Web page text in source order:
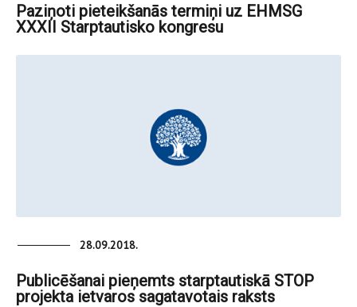
Paziņoti pieteikšanās termiņi uz EHMSG
XXXII Starptautisko kongresu
28.09.2018.
Publicēšanai pieņemts starptautiskā STOP
projekta ietvaros sagatavotais raksts